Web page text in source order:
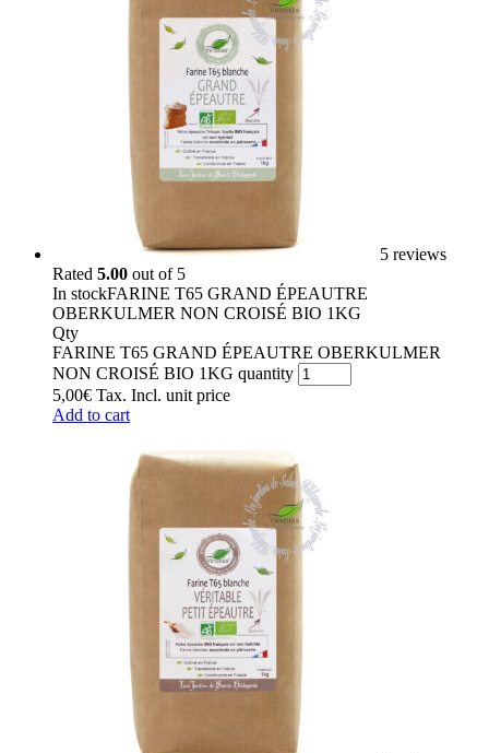
5 reviews
Rated 5.00 out of 5
In stockFARINE T65 GRAND ÉPEAUTRE
OBERKULMER NON CROISÉ BIO 1KG
Qty
FARINE T65 GRAND ÉPEAUTRE OBERKULMER
NON CROISÉ BIO 1KG quantity
5,00€ Tax. Incl. unit price
Add to cart